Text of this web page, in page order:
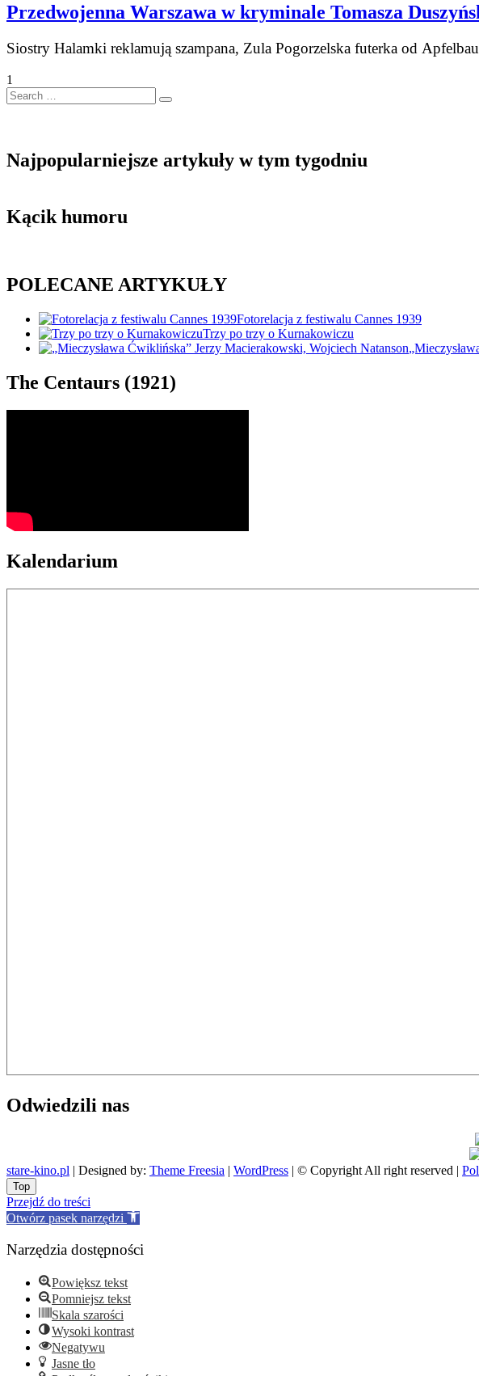
Przedwojenna Warszawa w kryminale Tomasza
Siostry Halamki reklamują szampana, Zula Pogorzelska futerka od
1
Search
…
Najpopularniejsze artykuły w tym tygodniu
Kącik humoru
POLECANE ARTYKUŁY
Fotorelacja z festiwalu Cannes 1939
Trzy po trzy o Kurnakowiczu
The Centaurs (1921)
Kalendarium
Odwiedzili nas
stare-kino.pl | Designed by: Theme Freesia | WordPress | © Copyright All right reserved |
Go
to
top
Top
Przejdź do treści
Otwórz pasek narzędzi
Narzędzia dostępności
Powiększ tekst
Pomniejsz tekst
Skala szarości
Wysoki kontrast
Negatywu
Jasne tło